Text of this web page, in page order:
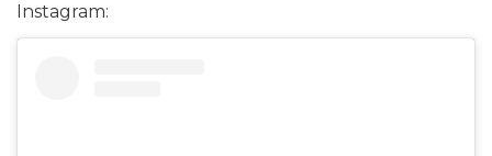
Instagram: